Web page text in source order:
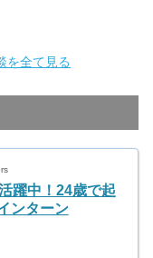
を全て見る
躍中！24歳で起
ンターン